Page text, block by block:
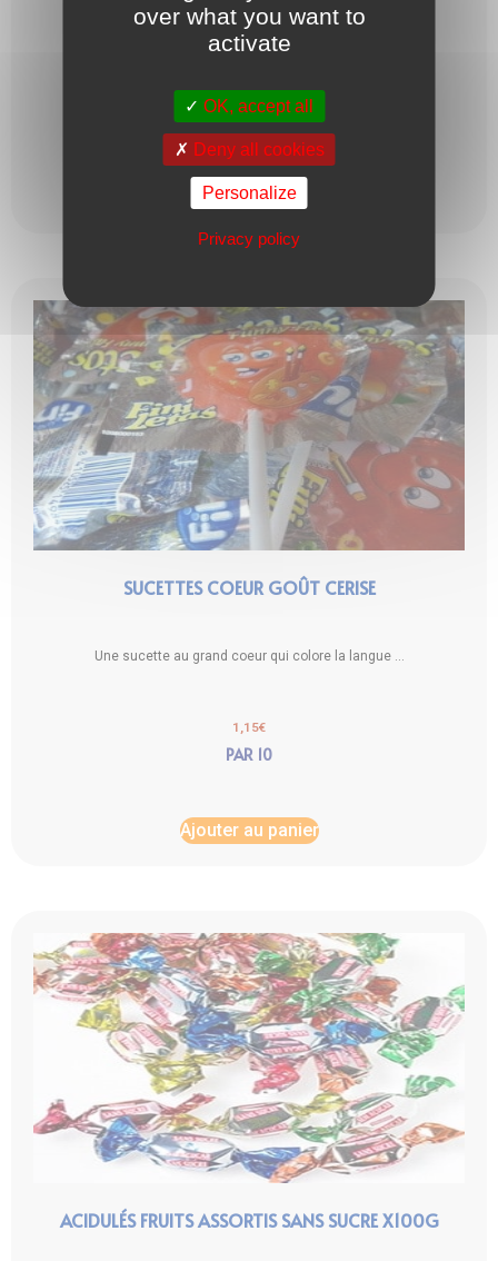
Sucre, sirop de glucose, arômes, colorants : E102, E131. ...
1,27€
Ajouter au panier
SUCETTES COEUR GOÛT CERISE
Une sucette au grand coeur qui colore la langue ...
1,15€
PAR 10
Ajouter au panier
ACIDULÉS FRUITS ASSORTIS SANS SUCRE X100G
over what you want to
activate
OK, accept all
Deny all cookies
Personalize
Privacy policy